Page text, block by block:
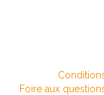
Foire aux